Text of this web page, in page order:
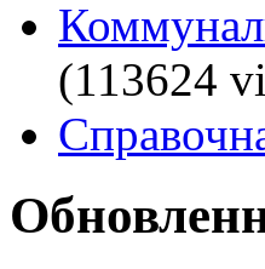
(113624